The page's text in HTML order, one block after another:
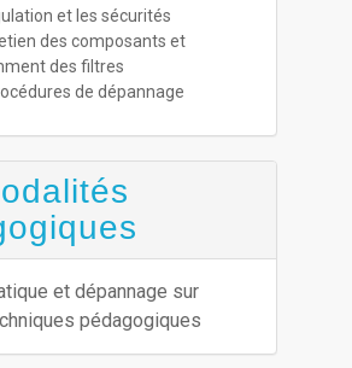
et les sécurités
des composants et
des filtres
de dépannage
et dépannage sur
pédagogiques